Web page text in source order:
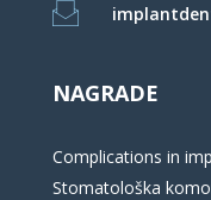
NAGRADE
Complications in
Stomatološka